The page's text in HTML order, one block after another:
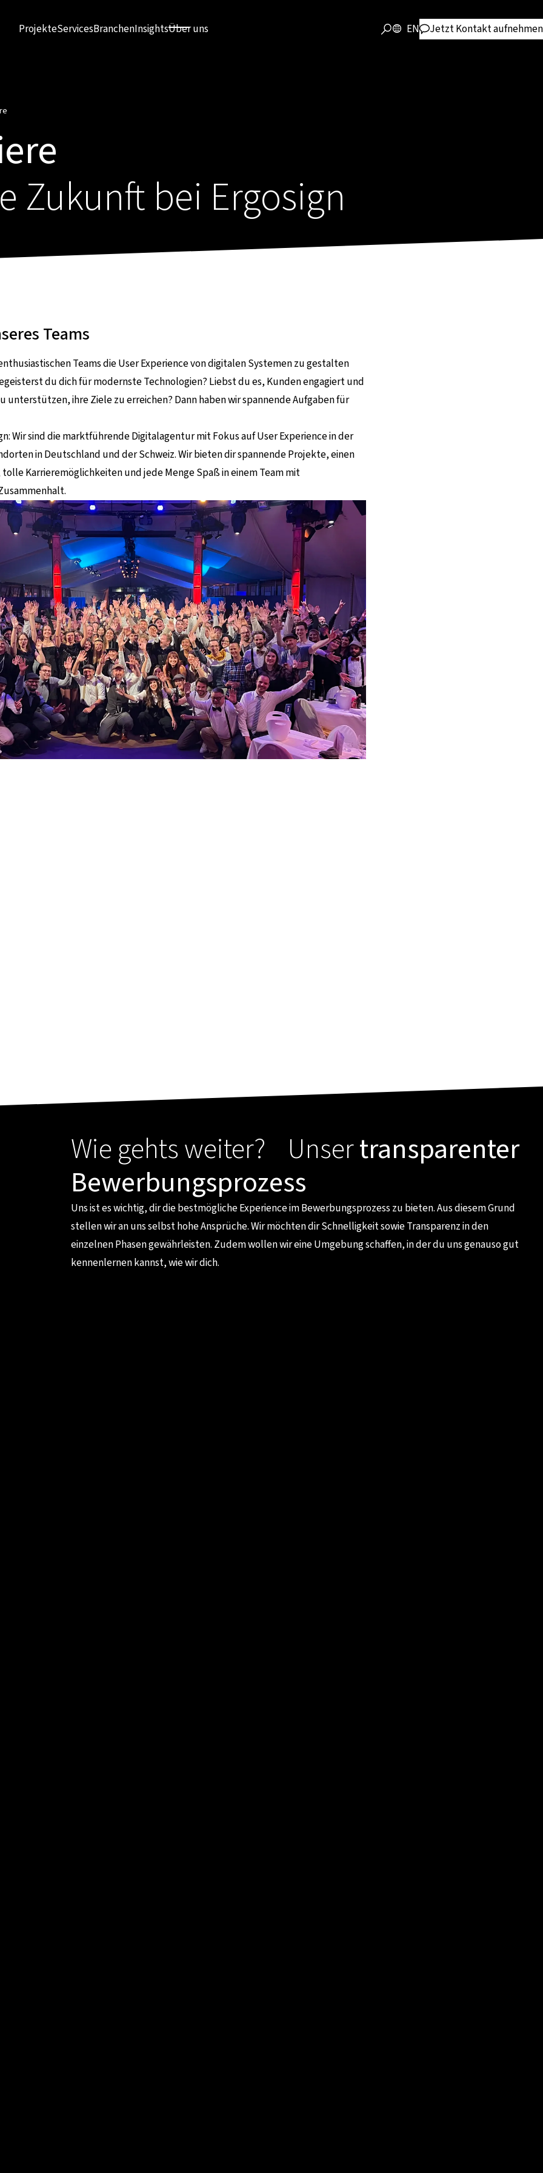
ProjekteServicesBranchenInsightsÜber uns EN Jetzt Kontakt aufnehmen
Zukunft bei Ergosign
Teams
Teams die User Experience von digitalen Systemen zu gestalten
du dich für modernste Technologien? Liebst du es, Kunden engagiert und
unterstützen, ihre Ziele zu erreichen? Dann haben wir spannende Aufgaben für
Wir sind die marktführende Digitalagentur mit Fokus auf User Experience in der
in Deutschland und der Schweiz. Wir bieten dir spannende Projekte, einen
Karrieremöglichkeiten und jede Menge Spaß in einem Team mit
Wie gehts weiter? Unsertransparenter
Bewerbungsprozess
Uns ist es wichtig, dir die bestmögliche Experience im Bewerbungsprozess zu bieten. Aus diesem Grund
stellen wir an uns selbst hohe Ansprüche. Wir möchten dir Schnelligkeit sowie Transparenz in den
einzelnen Phasen gewährleisten. Zudem wollen wir eine Umgebung schaffen, in der du uns genauso gut
kennenlernen kannst, wie wir dich.